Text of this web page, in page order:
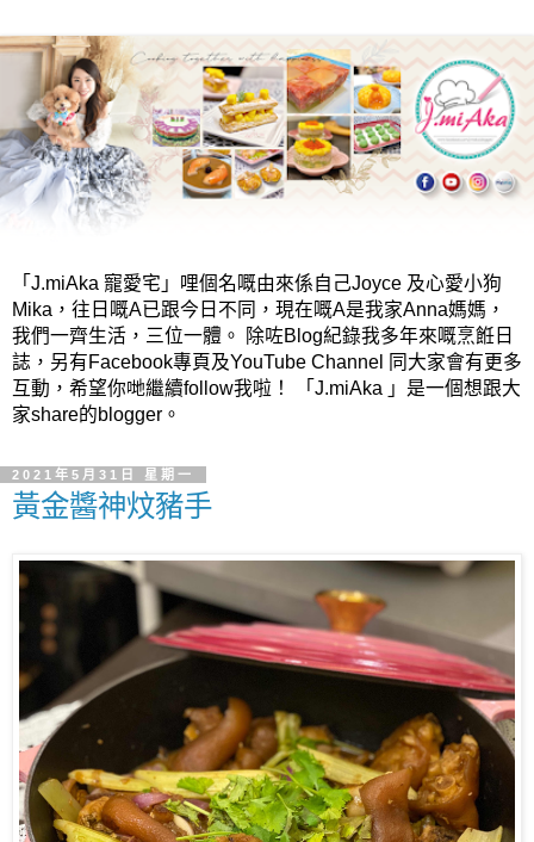
「J.miAka 寵愛宅」哩個名嘅由來係自己Joyce 及心愛小狗
Mika，往日嘅A已跟今日不同，現在嘅A是我家Anna媽媽，
我們一齊生活，三位一體。 除咗Blog紀錄我多年來嘅烹餁日
誌，另有Facebook專頁及YouTube Channel 同大家會有更多
互動，希望你哋繼續follow我啦！ 「J.miAka 」是一個想跟大
家share的blogger。
2021年5月31日 星期一
黃金醬神炆豬手